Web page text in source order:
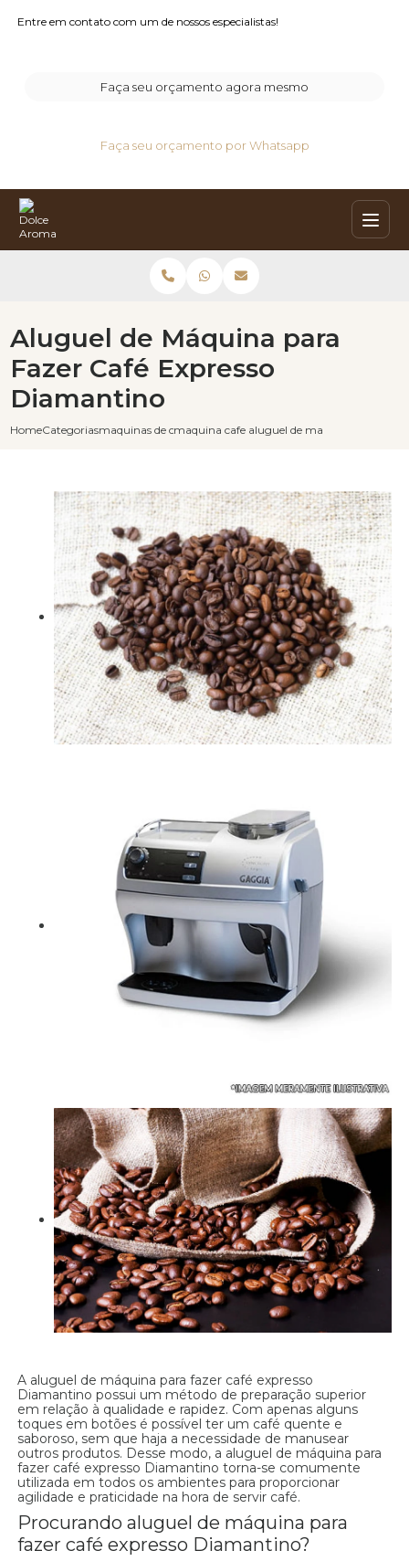
Entre em contato com um de nossos especialistas!
Faça seu orçamento agora mesmo
Faça seu orçamento por Whatsapp
HomeCategoriasmaquinas de cafe expresso
maquina cafe expressoaluguel de maquina para
Aluguel de Máquina para
Fazer Café Expresso
Diamantino
A aluguel de máquina para fazer café expresso
Diamantino possui um método de preparação superior
em relação à qualidade e rapidez. Com apenas alguns
toques em botões é possível ter um café quente e
saboroso, sem que haja a necessidade de manusear
outros produtos. Desse modo, a aluguel de máquina para
fazer café expresso Diamantino torna-se comumente
utilizada em todos os ambientes para proporcionar
agilidade e praticidade na hora de servir café.
Procurando aluguel de máquina para
fazer café expresso Diamantino?